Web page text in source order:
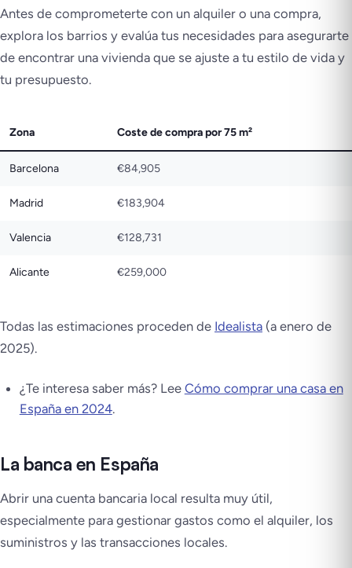
Antes de comprometerte con un alquiler o una compra,
explora los barrios y evalúa tus necesidades para asegurarte
de encontrar una vivienda que se ajuste a tu estilo de vida y
tu presupuesto.
Zona Coste de compra por 75 m²
Barcelona €84,905
Madrid €183,904
Valencia €128,731
Alicante €259,000
Todas las estimaciones proceden de Idealista (a enero de
2025).
¿Te interesa saber más? Lee Cómo comprar una casa en
España en 2024.
La banca en España
Abrir una cuenta bancaria local resulta muy útil,
especialmente para gestionar gastos como el alquiler, los
suministros y las transacciones locales.